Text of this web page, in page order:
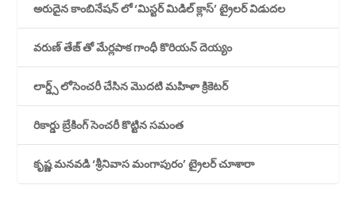
అరుదైన కాంబినేషన్ లో ‘మిస్టర్ మిడిల్ క్లాస్’ ట్రైలర్ విడుదల
వరుణ్ తేజ్ తో మేర్లపాక గాంధీ కొరియన్ దెయ్యం
లార్డ్స్ లోసెంచరీ చేసిన మొదటి మహిళా క్రికెటర్
రికార్డు బ్రేకింగ్ సెంచరీ కొట్టిన సమంత
కృష్ణ మనవడి ‘శ్రీనివాస మంగాపురం’ ట్రైలర్ చూశారా